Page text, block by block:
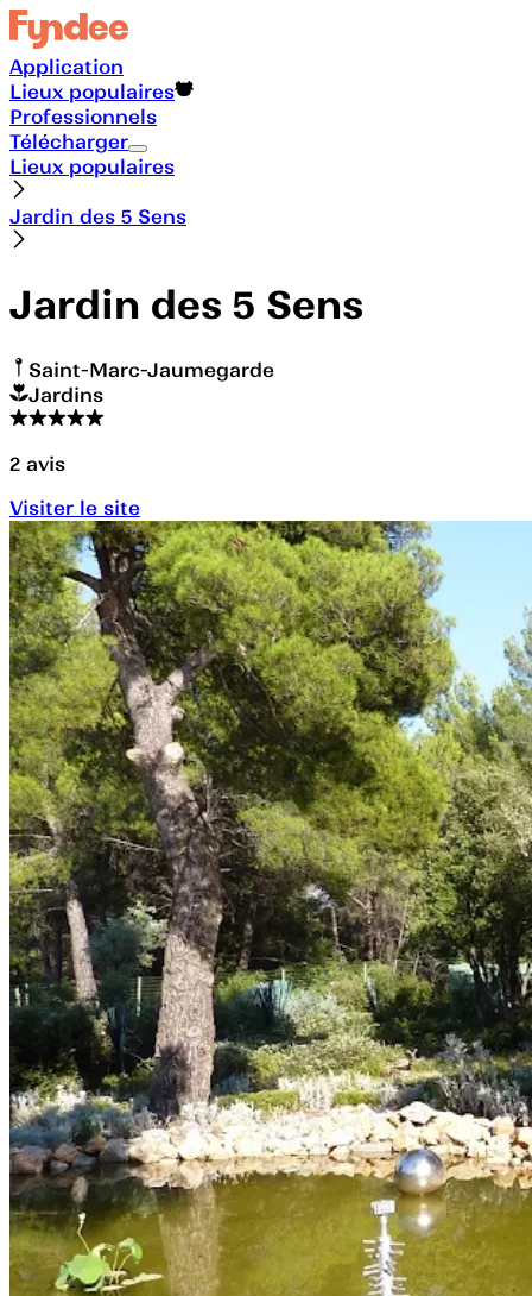
Application
Lieux populaires
Professionnels
Télécharger
Lieux populaires
Jardin des 5 Sens
Jardin des 5 Sens
Saint-Marc-Jaumegarde
Jardins
2 avis
Visiter le site